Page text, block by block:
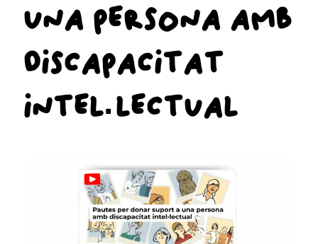
UNA PERSONA AMB
DISCAPACITAT
INTEL·LECTUAL